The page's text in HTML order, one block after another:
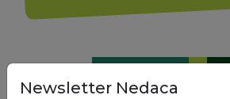
Newsletter Nedaca